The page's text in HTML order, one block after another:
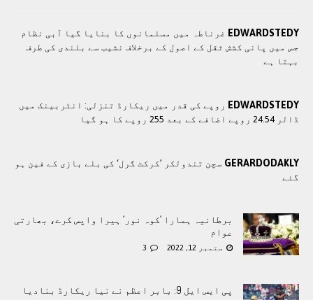
EDWARDSTEDY غرناطہ میں مسلمانوں کا بنایا گیا آبی نظام
جس میں پانی کشش ثقل کے اصول کے برخلاف نشیب سے بلندی کی طرف
بہتا ہے
EDWARDSTEDY روپے کی قدر میں ریکارڈ تنزلی: انٹربینک میں
ڈالر 24.54 روپے اضافے کے بعد 255 روپے کا ہو گیا
GERARDODAKLY سچن تندولکر ’کرکٹ گرل‘ کی بلے بازی کے فین ہو
گئے
برطانیہ ہمارا ‘کوہ نور‘ ہیرا واپس کرے، بھارتی
عوام
ستمبر 12, 2022 3
پی ایس ایل 9: بابر اعظم نے نیا ریکارڈ بنادیا